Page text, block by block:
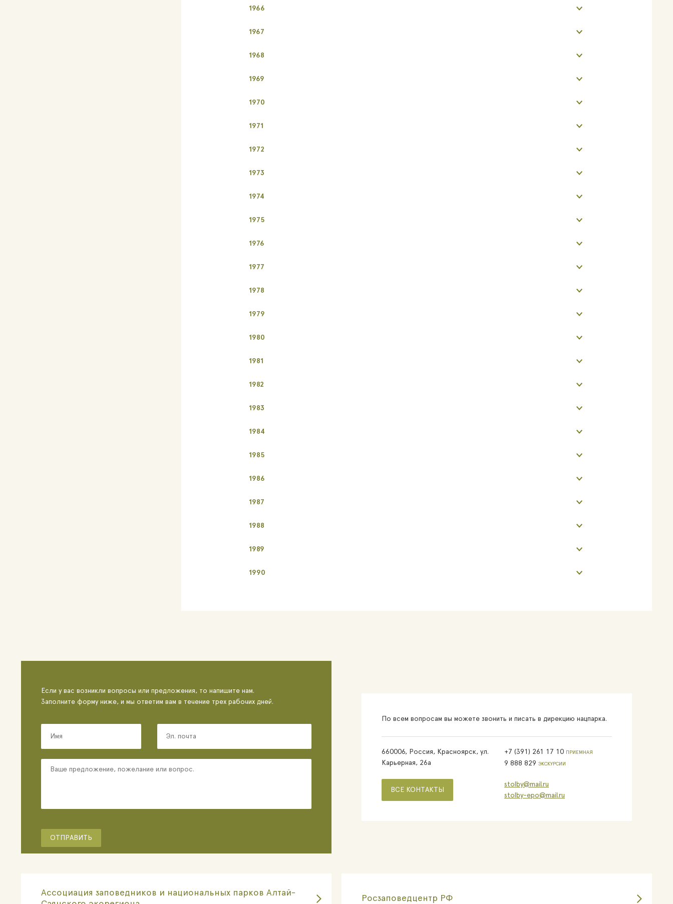
1966
1967
1968
1969
​1970
​1971
​1972
​1973
​1974
​1975
​1976
​1977
​1978
​1979
1980​
1981
1982
1983
1984
1985
1986
1987
1988
1989
1990
Если у вас возникли вопросы или предложения, то напишите нам.
Заполните форму ниже, и мы ответим вам в течение трех рабочих дней.
По всем вопросам вы можете звонить и писать в дирекцию нацпарка.
660006, Россия, Красноярск, ул.
Карьерная, 26а
+7 (391) 261 17 10 ПРИЕМНАЯ
9 888 829 ЭКСКУРСИИ
ВСЕ КОНТАКТЫ
stolby@mail.ru
stolby-epo@mail.ru
Ассоциация заповедников и национальных парков Алтай-
Росзаповедцентр РФ